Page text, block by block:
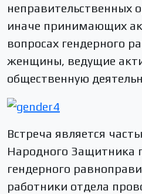
неправительственных
иначе принимающих
вопросах гендерного
женщины, ведущие
общественную
Встреча является
Народного Защитника
гендерного
работники отдела